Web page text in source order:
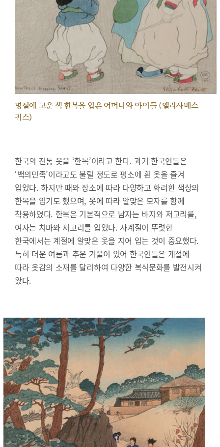
명절에 고운 색 한복을 입은 어머니와 아이들 (엘리자베스
키스)
한국의 전통 옷을 ‘한복’이라고 한다. 과거 한국인들은
‘백의민족’이라고도 불릴 정도로 평소에 흰 옷을 즐겨
입었다. 하지만 때와 장소에 따라 다양하고 화려한 색상의
한복을 입기도 했으며, 옷에 따라 알맞은 모자를 함께
착용하였다. 한복은 기본적으로 남자는 바지와 저고리를,
여자는 치마와 저고리를 입었다. 사계절이 뚜렷한
한국에서는 계절에 알맞은 옷을 지어 입는 것이 중요했다.
특히 더운 여름과 추운 겨울이 있어 한국인들은 계절에
따라 옷감의 소재를 달리하여 다양한 복식문화를 발전시켜
왔다.